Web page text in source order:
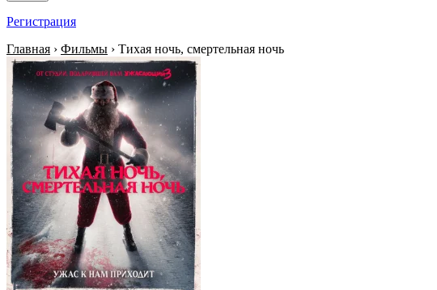
Регистрация
Главная › Фильмы › Тихая ночь, смертельная ночь